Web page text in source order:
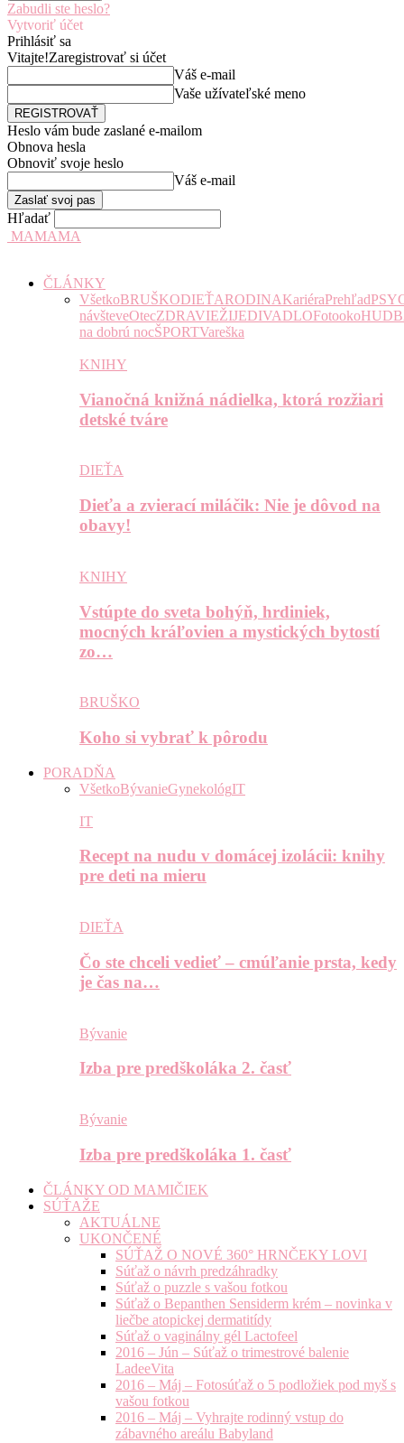
Zabudli ste heslo?
Vytvoriť účet
Prihlásiť sa
Vitajte!Zaregistrovať si účet
Váš e-mail
Vaše užívateľské meno
Heslo vám bude zaslané e-mailom
Obnova hesla
Obnoviť svoje heslo
Váš e-mail
Hľadať
MAMAMA
ČLÁNKY
VšetkoBRUŠKODIEŤARODINAKariéraPrehľad
návšteveOtecZDRAVIEŽIJEDIVADLOFotooko
na dobrú nocŠPORTVareška
KNIHY
Vianočná knižná nádielka, ktorá rozžiari
detské tváre
DIEŤA
Dieťa a zvierací miláčik: Nie je dôvod na
obavy!
KNIHY
Vstúpte do sveta bohýň, hrdiniek,
mocných kráľovien a mystických bytostí
zo…
BRUŠKO
Koho si vybrať k pôrodu
PORADŇA
VšetkoBývanieGynekológIT
IT
Recept na nudu v domácej izolácii: knihy
pre deti na mieru
DIEŤA
Čo ste chceli vedieť – cmúľanie prsta, kedy
je čas na…
Bývanie
Izba pre predškoláka 2. časť
Bývanie
Izba pre predškoláka 1. časť
ČLÁNKY OD MAMIČIEK
SÚŤAŽE
AKTUÁLNE
UKONČENÉ
SÚŤAŽ O NOVÉ 360° HRNČEKY LOVI
Súťaž o návrh predzáhradky
Súťaž o puzzle s vašou fotkou
Súťaž o Bepanthen Sensiderm krém – novinka v
liečbe atopickej dermatitídy
Súťaž o vaginálny gél Lactofeel
2016 – Jún – Súťaž o trimestrové balenie
LadeeVita
2016 – Máj – Fotosúťaž o 5 podložiek pod myš s
vašou fotkou
2016 – Máj – Vyhrajte rodinný vstup do
zábavného areálu Babyland